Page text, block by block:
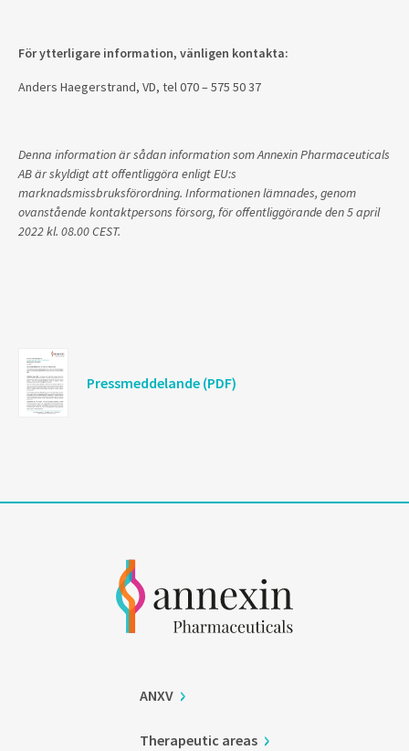
För ytterligare information, vänligen kontakta:
Anders Haegerstrand, VD, tel 070 – 575 50 37
Denna information är sådan information som Annexin Pharmaceuticals
AB är skyldigt att offentliggöra enligt EU:s
marknadsmissbruksförordning. Informationen lämnades, genom
ovanstående kontaktpersons försorg, för offentliggörande den5 april
2022kl. 08.00 CEST.
Pressmeddelande (PDF)
ANXV
Therapeutic areas